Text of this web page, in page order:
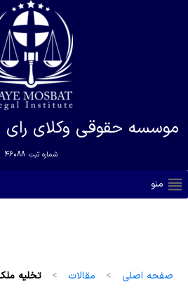
موسسه حقوقی وکلای
شماره ثبت 46088
منو
صفحه اصلی > مقالات > تخلیه